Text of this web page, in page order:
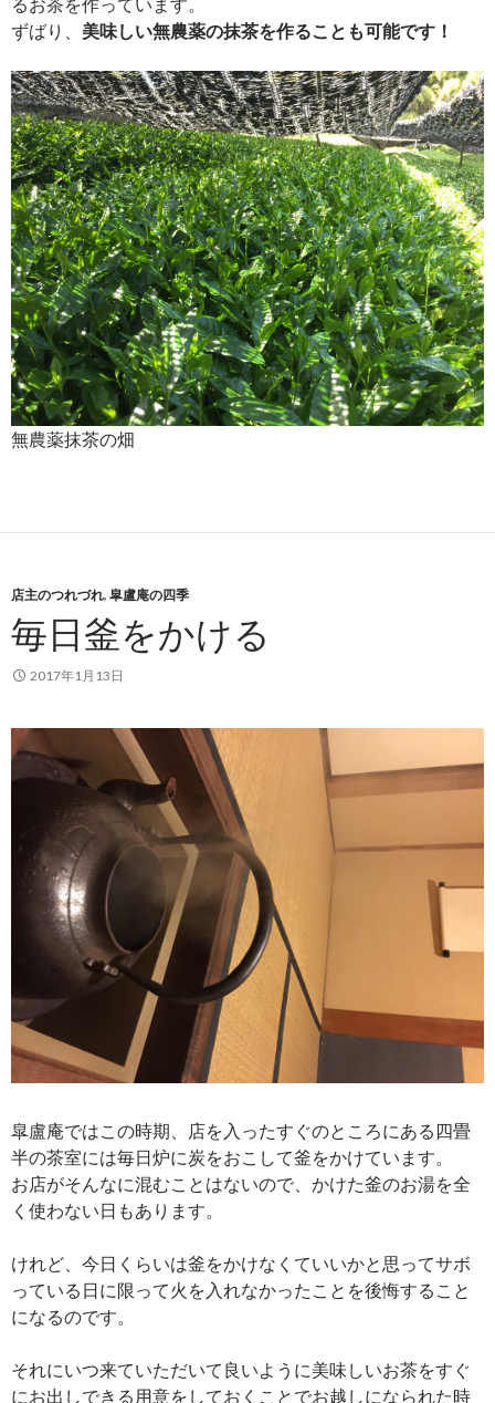
ずばり、 美味しい無農薬の抹茶を作ることも可能です！
無農薬抹茶の畑
店主のつれづれ, 皐盧庵の四季
毎日釜をかける
2017年1月13日
皐盧庵ではこの時期、店を入ったすぐのところにある四畳
半の茶室には毎日炉に炭をおこして釜をかけています。
お店がそんなに混むことはないので、かけた釜のお湯を全
く使わない日もあります。
けれど、今日くらいは釜をかけなくていいかと思ってサボ
っている日に限って火を入れなかったことを後悔すること
になるのです。
それにいつ来ていただいて良いように美味しいお茶をすぐ
にお出しできる用意をしておくことでお越しになられた時